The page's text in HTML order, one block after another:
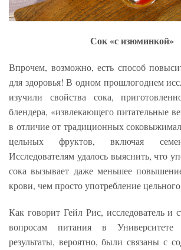
Сок «с изюминкой»
Впрочем, возможно, есть способ
для здоровья! В одном прошлогоднем
изучили свойства сока,
блендера, «извлекающего питательные
в отличие от традиционных
цельных фруктов, включая
Исследователям удалось выяснить, что
сока вызывает даже меньшее
крови, чем просто употребление
Как говорит Гейл Рис, исследователь и
вопросам питания в
результаты, вероятно, были связаны с